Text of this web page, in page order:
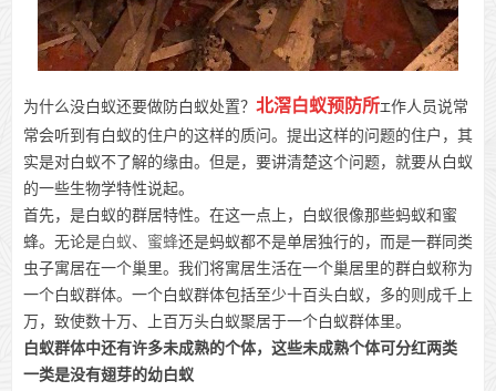
为什么没白蚁还要做防白蚁处置？ 北滘白蚁预防所工作人员说常
常会听到有白蚁的住户的这样的质问。提出这样的问题的住户，其
实是对白蚁不了解的缘由。但是，要讲清楚这个问题，就要从白蚁
的一些生物学特性说起。
首先，是白蚁的群居特性。在这一点上，白蚁很像那些蚂蚁和蜜
蜂。无论是白蚁、蜜蜂还是蚂蚁都不是单居独行的，而是一群同类
虫子寓居在一个巢里。我们将寓居生活在一个巢居里的群白蚁称为
一个白蚁群体。一个白蚁群体包括至少十百头白蚁，多的则成千上
万，致使数十万、上百万头白蚁聚居于一个白蚁群体里。
白蚁群体中还有许多未成熟的个体，这些未成熟个体可分红两类
一类是没有翅芽的幼白蚁